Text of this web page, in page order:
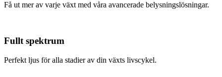
Få ut mer av varje växt med våra avancerade belysningslösningar.
Fullt spektrum
Perfekt ljus för alla stadier av din växts livscykel.